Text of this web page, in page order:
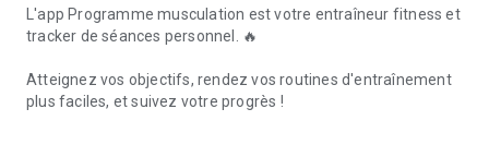
L'app Programme musculation est votre entraîneur fitness et
tracker de séances personnel. 🔥
Atteignez vos objectifs, rendez vos routines d'entraînement
plus faciles, et suivez votre progrès !